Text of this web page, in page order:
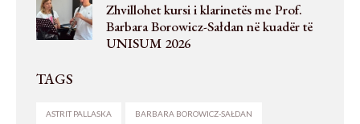
Zhvillohet kursi i klarinetës me Prof.
Barbara Borowicz-Sałdan në kuadër të
UNISUM 2026
TAGS
ASTRIT PALLASKA BARBARA BOROWICZ-SAŁDAN